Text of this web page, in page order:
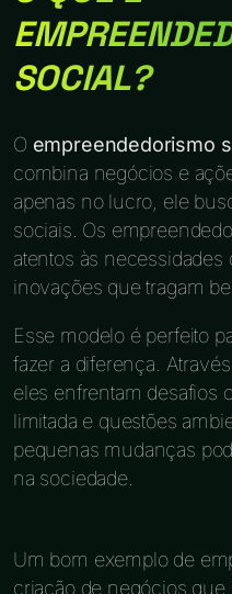
SOCIAL?
O empreendedorismo
combina negócios e
apenas no lucro, ele
sociais. Os
atentos às
inovações que tragam
Esse modelo é perfeito
fazer a diferença.
eles enfrentam desafios
limitada e questões
pequenas mudanças
na sociedade.
Um bom exemplo de
criação de negócios